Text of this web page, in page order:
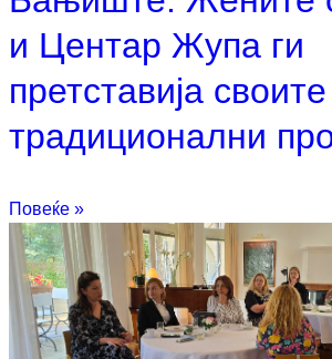
и Центар Жупа ги
претставија своите
традиционални
Повеќе »